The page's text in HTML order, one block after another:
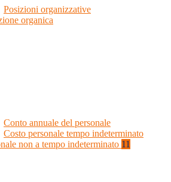
Posizioni organizzative
organica
Conto annuale del personale
Costo personale tempo indeterminato
non a tempo indeterminato 11